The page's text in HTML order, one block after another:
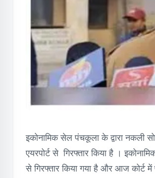
इकोनामिक सेल पंचकूला के द्वारा नकली
एयरपोर्ट से गिरफ्तार किया है ।
से गिरफ्तार किया गया है और आज कोर्ट